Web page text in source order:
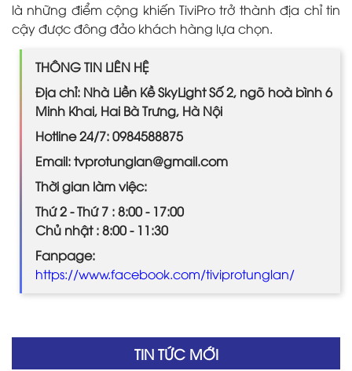
là những điểm cộng khiến TiviPro trở thành địa chỉ tin
cậy được đông đảo khách hàng lựa chọn.
THÔNG TIN LIÊN HỆ
Địa chỉ: Nhà Liền Kề SkyLight Số 2, ngõ hoà bình 6
Minh Khai, Hai Bà Trưng, Hà Nội
Hotline 24/7: 0984588875
Email: tvprotunglan@gmail.com
Thời gian làm việc:
Thứ 2 - Thứ 7 : 8:00 - 17:00
Chủ nhật : 8:00 - 11:30
Fanpage:
https://www.facebook.com/tiviprotunglan/
TIN TỨC MỚI